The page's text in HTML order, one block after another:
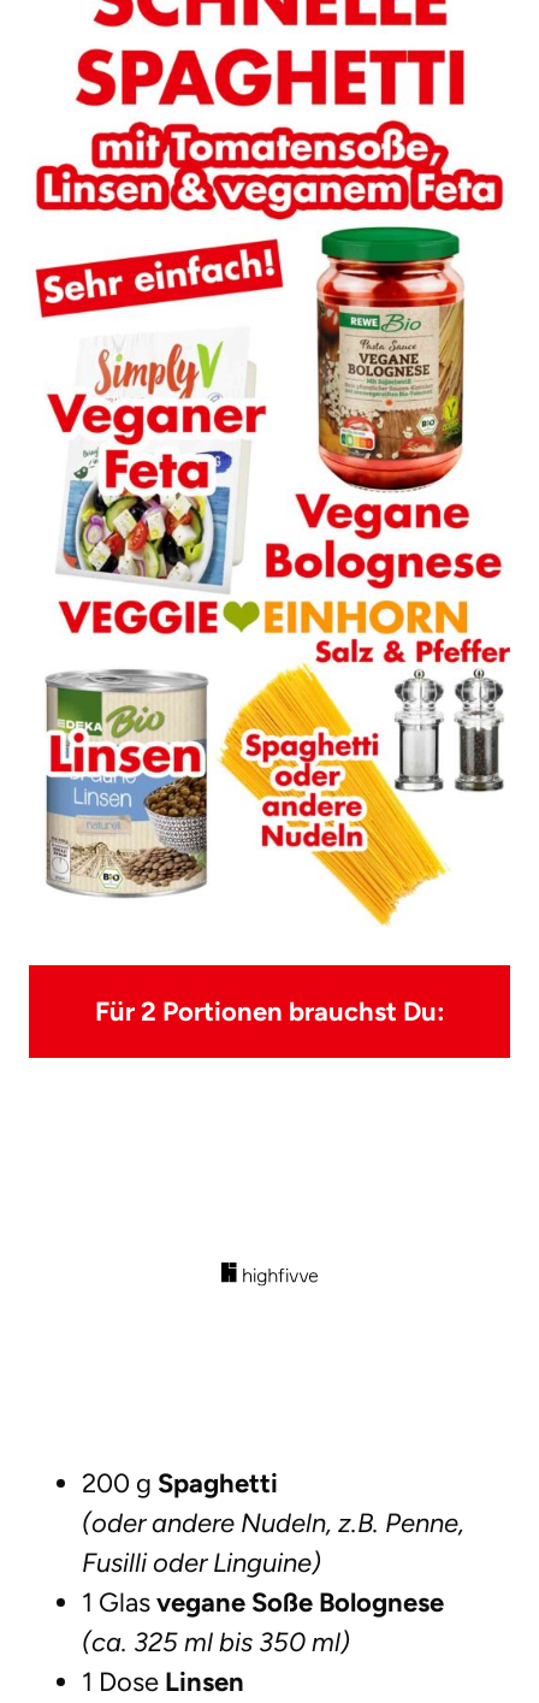
Für 2 Portionen brauchst Du:
200 g Spaghetti
(oder andere Nudeln, z.B. Penne,
Fusilli oder Linguine)
1 Glasvegane Soße Bolognese
(ca. 325 ml bis 350 ml)
1 Dose Linsen